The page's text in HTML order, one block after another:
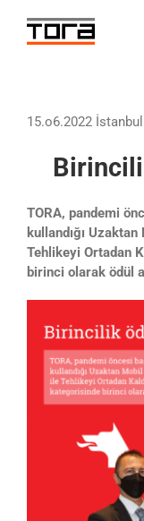
content
15.o6.2022 İstanbul
TORA, pandemi
kullandığı
Tehlikeyi Ortadan
birinci olarak ödül